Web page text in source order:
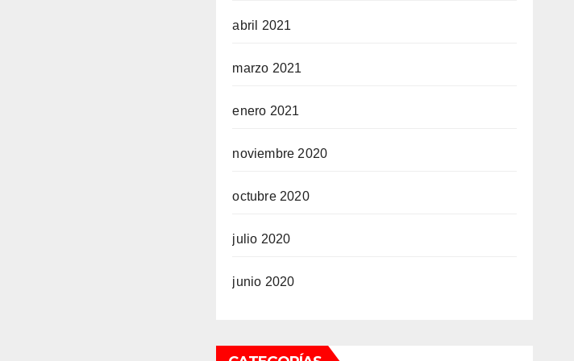
abril 2021
marzo 2021
enero 2021
noviembre 2020
octubre 2020
julio 2020
junio 2020